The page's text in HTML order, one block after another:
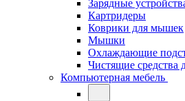
Зарядные
Картридеры
Коврики для мышек
Мышки
Охлаждающие
Чистящие средства
Компьютерная мебель